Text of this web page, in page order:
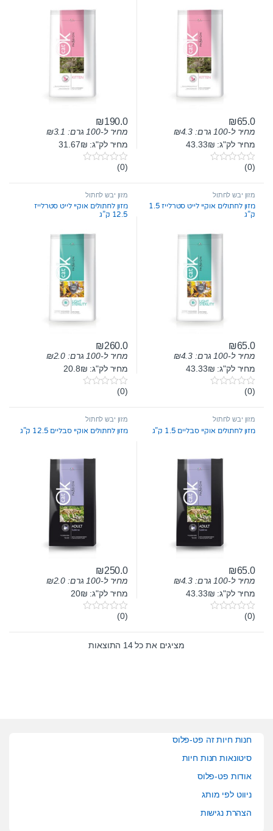
₪65.0
מחיר ל-100 גרם: ₪4.3
מחיר לק"ג: 43.33₪
0
t
o
f
5
(0)
₪190.0
מחיר ל-100 גרם: ₪3.1
מחיר לק"ג: 31.67₪
0
t
o
f
5
(0)
מזון יבש לחתול
מזון לחתולים אוקיי לייט סטרלייז 1.5
ק”ג
₪65.0
מחיר ל-100 גרם: ₪4.3
מחיר לק"ג: 43.33₪
0
t
o
f
(0)
מזון יבש לחתול
מזון לחתולים אוקיי לייט סטרלייז
12.5 ק”ג
₪260.0
מחיר ל-100 גרם: ₪2.0
מחיר לק"ג: 20.8₪
0
t
o
f
(0)
מזון יבש לחתול
מזון לחתולים אוקיי סבליים 1.5 ק”ג
₪65.0
מחיר ל-100 גרם: ₪4.3
מחיר לק"ג: 43.33₪
0
u
(0)
מזון יבש לחתול
מזון לחתולים אוקיי סבליים 12.5 ק”ג
₪250.0
מחיר ל-100 גרם: ₪2.0
מחיר לק"ג: 20₪
0
u
t
(0)
מציגים את כל ⁦14⁩ התוצאות
חנות חיות זה פט-פלוס
סיטונאות חנות חיות
אודות פט-פלוס
ניווט לפי מותג
הצהרת נגישות